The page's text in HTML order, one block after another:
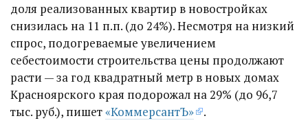
доля реализованных квартир в новостройках
снизилась на 11 п.п. (до 24%). Несмотря на низкий
спрос, подогреваемые увеличением
себестоимости строительства цены продолжают
расти — за год квадратный метр в новых домах
Красноярского края подорожал на 29% (до 96,7
тыс. руб.), пишет«КоммерсантЪ» .